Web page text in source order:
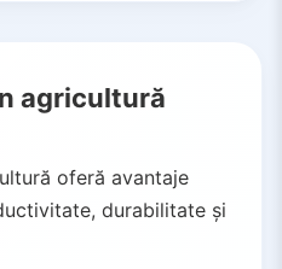
agricultură
oferă avantaje
durabilitate și